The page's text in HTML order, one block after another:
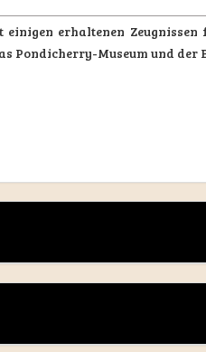
erhaltenen
Pondicherry-Museum und der